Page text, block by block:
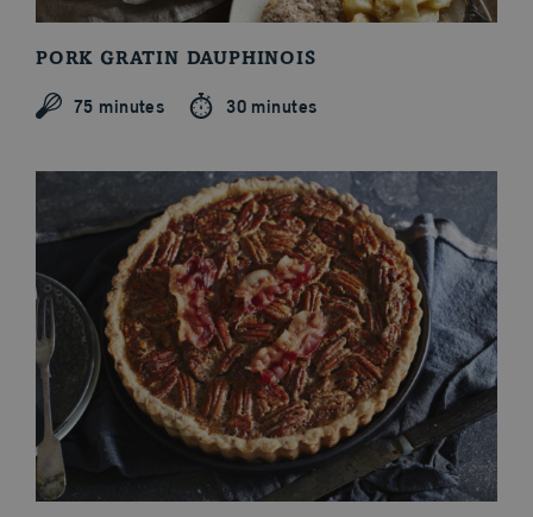
PORK GRATIN DAUPHINOIS
75 minutes 30 minutes